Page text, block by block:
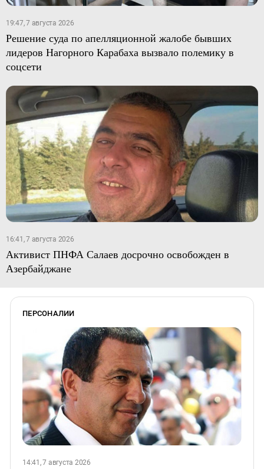
19:47, 7 августа 2026
Решение суда по апелляционной жалобе бывших
лидеров Нагорного Карабаха вызвало полемику в
соцсети
16:41, 7 августа 2026
Активист ПНФА Салаев досрочно освобожден в
Азербайджане
ПЕРСОНАЛИИ
14:41, 7 августа 2026